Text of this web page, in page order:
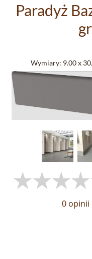
Paradyż
Wymiary: 9.00 x
0 opinii